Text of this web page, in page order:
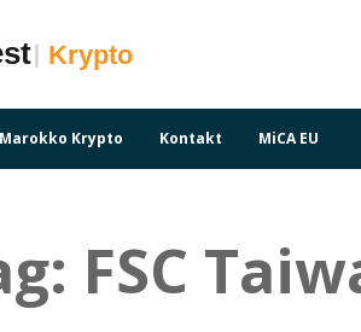
Marokko Krypto Kontakt MiCA EU
FSC